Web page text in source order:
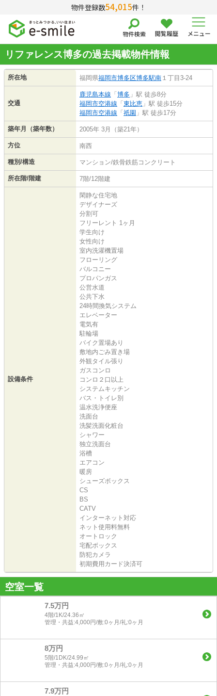
物件登録数54,015件！
物件検索 閲覧履歴 メニュー
リファレンス博多の過去掲載物件情報
所在地 福岡県福岡市博多区博多駅南 １丁目3-24
交通
鹿児島本線 「博多 」駅 徒歩8分
福岡市空港線 「東比恵 」駅 徒歩15分
福岡市空港線 「祇園 」駅 徒歩17分
築年月（築年数） 2005年 3月（築21年）
方位 南西
種別/構造 マンション/鉄骨鉄筋コンクリート
所在階/階建 7階/12階建
設備条件
閑静な住宅地
デザイナーズ
分割可
フリーレント 1ヶ月
学生向け
女性向け
室内洗濯機置場
フローリング
バルコニー
プロパンガス
公営水道
公共下水
24時間換気システム
エレベーター
電気有
駐輪場
バイク置場あり
敷地内ごみ置き場
外観タイル張り
ガスコンロ
コンロ２口以上
システムキッチン
バス・トイレ別
温水洗浄便座
洗面台
洗髪洗面化粧台
シャワー
独立洗面台
浴槽
エアコン
暖房
シューズボックス
CS
BS
CATV
インターネット対応
ネット使用料無料
オートロック
宅配ボックス
防犯カメラ
初期費用カード決済可
空室一覧
7.5万円
4階/1K/24.36㎡
管理・共益:4,000円/敷:0ヶ月/礼:0ヶ月
8万円
5階/1DK/24.99㎡
管理・共益:4,000円/敷:0ヶ月/礼:0ヶ月
7.9万円